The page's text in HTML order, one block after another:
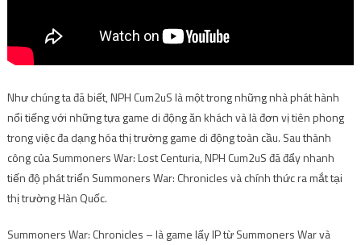
Như chúng ta đã biết, NPH Cum2uS là một trong những nhà phát hành
nổi tiếng với những tựa game di động ăn khách và là đơn vị tiên phong
trong việc đa dạng hóa thị trường game di động toàn cầu. Sau thành
công của Summoners War: Lost Centuria, NPH Cum2uS đã đẩy nhanh
tiến độ phát triển Summoners War: Chronicles và chính thức ra mắt tại
thị trường Hàn Quốc.
Summoners War: Chronicles – là game lấy IP từ Summoners War và